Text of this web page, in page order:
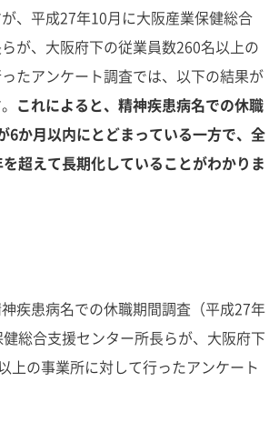
、平成27年10月に大阪産業保健総合
が、大阪府下の従業員数260名以上の
たアンケート調査では、以下の結果が
これによると、精神疾患病名での休職
6か月以内にとどまっている一方で、全
超えて長期化していることがわかりま
疾患病名での休職期間調査（平成27年
総合支援センター所長らが、大阪府下
上の事業所に対して行ったアンケート